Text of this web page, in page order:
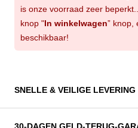
is onze voorraad zeer
knop "In winkelwagen” knop,
beschikbaar!
SNELLE & VEILIGE LEVERING
30-DAGEN GELD-TERUG-